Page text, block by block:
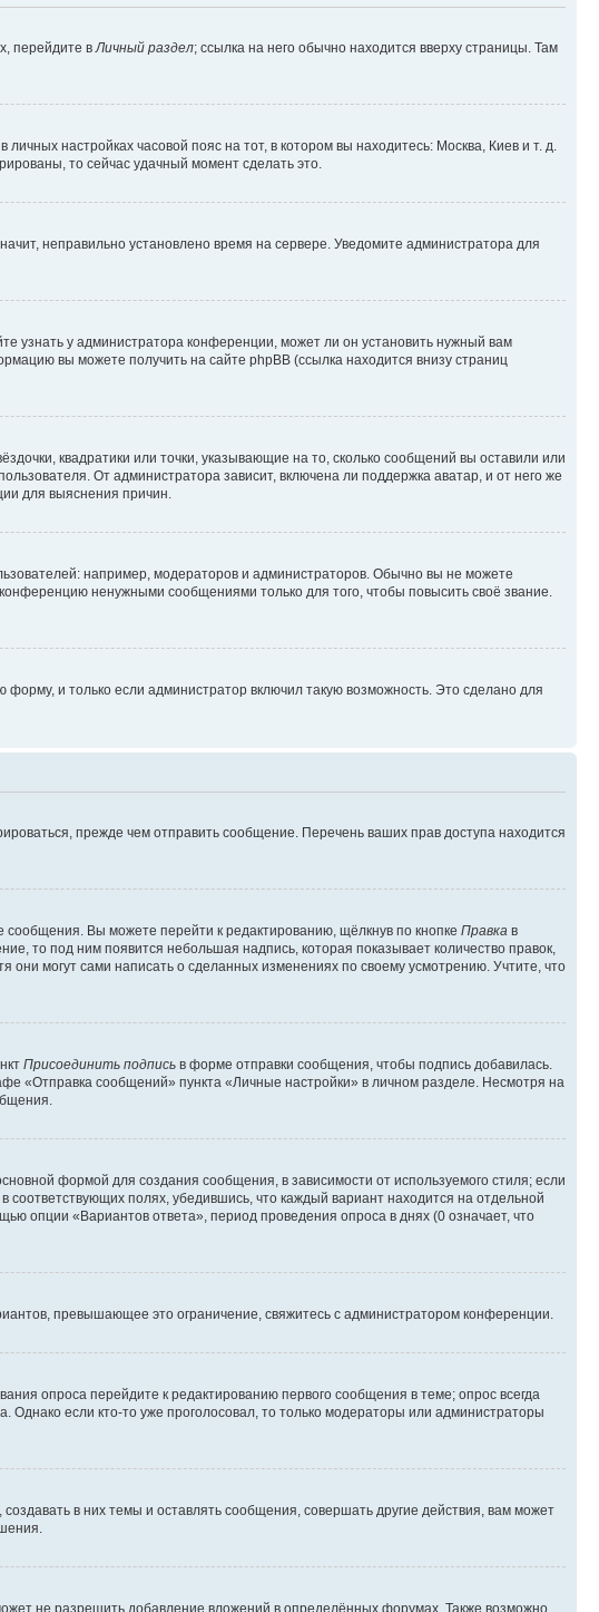
перейдите вЛичный раздел; ссылка на него обычно находится вверху страницы. Там
настройках часовой пояс на тот, в котором вы находитесь: Москва, Киев и т. д.
то сейчас удачный момент сделать это.
неправильно установлено время на сервере. Уведомите администратора для
узнать у администратора конференции, может ли он установить нужный вам
вы можете получить на сайте phpBB (ссылка находится внизу страниц
квадратики или точки, указывающие на то, сколько сообщений вы оставили или
От администратора зависит, включена ли поддержка аватар, и от него же
для выяснения причин.
например, модераторов и администраторов. Обычно вы не можете
ненужными сообщениями только для того, чтобы повысить своё звание.
и только если администратор включил такую возможность. Это сделано для
прежде чем отправить сообщение. Перечень ваших прав доступа находится
Вы можете перейти к редактированию, щёлкнув по кнопке Правка в
то под ним появится небольшая надпись, которая показывает количество правок,
могут сами написать о сделанных изменениях по своему усмотрению. Учтите, что
Присоединить подпись в форме отправки сообщения, чтобы подпись добавилась.
«Отправка сообщений» пункта «Личные настройки» в личном разделе. Несмотря на
формой для создания сообщения, в зависимости от используемого стиля; если
полях, убедившись, что каждый вариант находится на отдельной
опции «Вариантов ответа», период проведения опроса в днях (0 означает, что
превышающее это ограничение, свяжитесь с администратором конференции.
опроса перейдите к редактированию первого сообщения в теме; опрос всегда
Однако если кто-то уже проголосовал, то только модераторы или администраторы
в них темы и оставлять сообщения, совершать другие действия, вам может
не разрешить добавление вложений в определённых форумах. Также возможно,